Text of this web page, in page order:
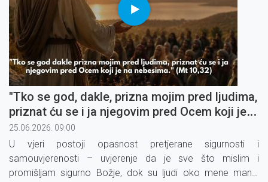
"Tko se god, dakle, prizna mojim pred ljudima,
priznat ću se i ja njegovim pred Ocem koji je
na nebesima" (4)
25.06.2026. 09:00
U vjeri postoji opasnost pretjerane sigurnosti i
samouvjerenosti – uvjerenje da je sve što mislim i
promišljam sigurno Božje, dok su ljudi oko mene manje